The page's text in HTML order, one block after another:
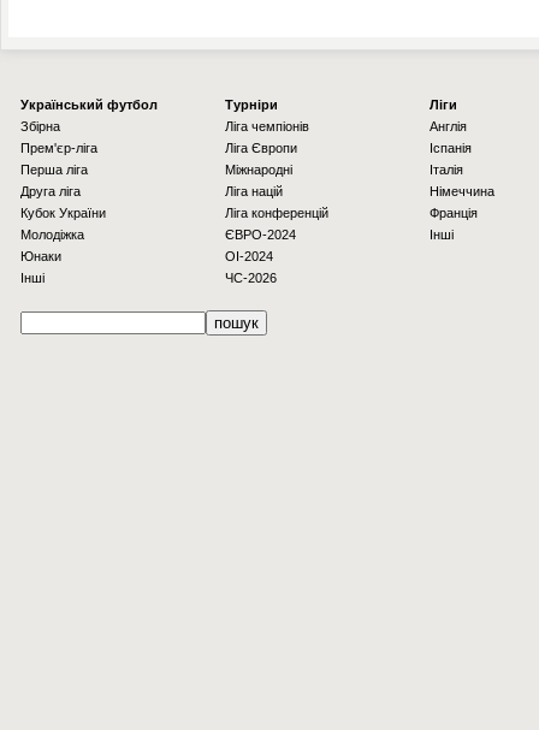
Українcький футбол
Збірна
Прем'єр-ліга
Перша ліга
Друга ліга
Кубок України
Молодіжка
Юнаки
Інші
Турніри
Ліга чемпіонів
Ліга Європи
Міжнародні
Ліга націй
Ліга конференцій
ЄВРО-2024
OI-2024
ЧС-2026
Ліги
Англія
Іспанія
Італія
Німеччина
Франція
Інші